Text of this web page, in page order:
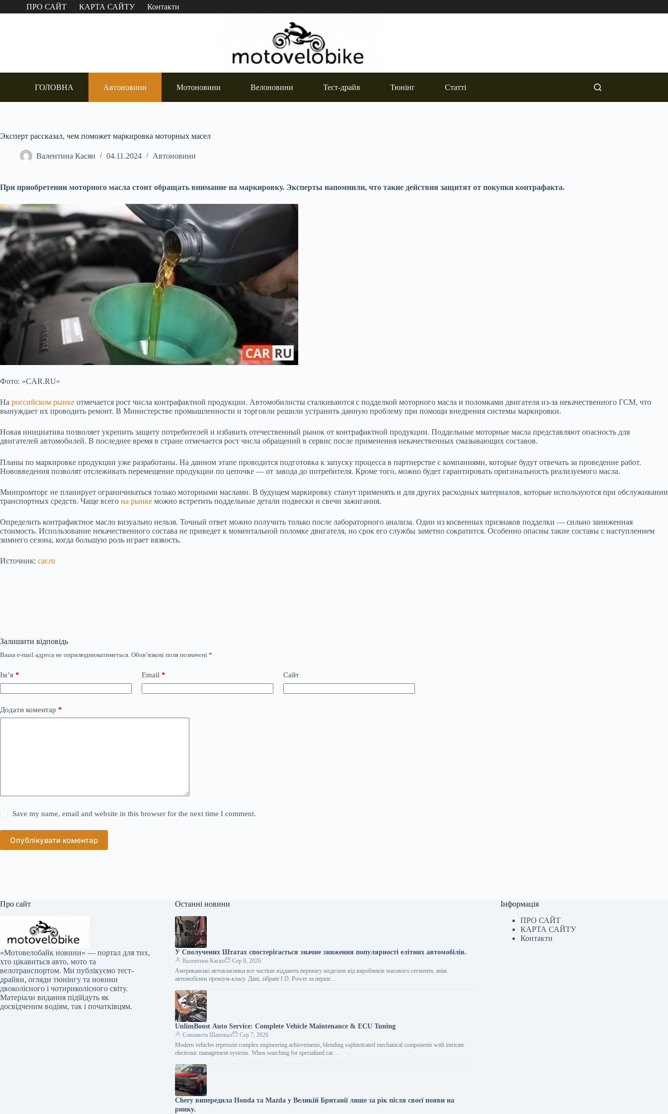
Перейти
до
ПРО САЙТ КАРТА САЙТУ Контакти
ГОЛОВНА Автоновини Мотоновини Велоновини Тест-драйв Тюнінг Статті
Эксперт рассказал, чем поможет маркировка моторных масел
Валентина Касян 04.11.2024 Автоновини
При приобретении моторного масла стоит обращать внимание на маркировку. Эксперты напомнили, что такие действия защитят от покупки контрафакта.
Фото: «CAR.RU»
На российском рынке отмечается рост числа контрафактной продукции. Автомобилисты сталкиваются с подделкой моторного масла и поломками двигателя из-за некачественного ГСМ, что
вынуждает их проводить ремонт. В Министерстве промышленности и торговли решили устранить данную проблему при помощи внедрения системы маркировки.
Новая инициатива позволяет укрепить защиту потребителей и избавить отечественный рынок от контрафактной продукции. Поддельные моторные масла представляют опасность для
двигателей автомобилей. В последнее время в стране отмечается рост числа обращений в сервис после применения некачественных смазывающих составов.
Планы по маркировке продукции уже разработаны. На данном этапе проводится подготовка к запуску процесса в партнерстве с компаниями, которые будут отвечать за проведение работ.
Нововведения позволят отслеживать перемещение продукции по цепочке — от завода до потребителя. Кроме того, можно будет гарантировать оригинальность реализуемого масла.
Минпромторг не планирует ограничиваться только моторными маслами. В будущем маркировку станут применять и для других расходных материалов, которые используются при обслуживании
транспортных средств. Чаще всего на рынке можно встретить поддельные детали подвески и свечи зажигания.
Определить контрафактное масло визуально нельзя. Точный ответ можно получить только после лабораторного анализа. Один из косвенных признаков подделки — сильно заниженная
стоимость. Использование некачественного состава не приведет к моментальной поломке двигателя, но срок его службы заметно сократится. Особенно опасны такие составы с наступлением
зимнего сезона, когда большую роль играет вязкость.
Источник: car.ru
Залишити відповідь
Ваша e-mail адреса не оприлюднюватиметься. Обов’язкові поля позначені *
Ім’я * Email * Сайт
Додати коментар *
Save my name, email and website in this browser for the next time I comment.
Опублікувати коментар
Про сайт
«Мотовелобайк новини» — портал для тих,
хто цікавиться авто, мото та
велотранспортом. Ми публікуємо тест-
драйви, огляди тюнінгу та новини
двоколісного і чотириколісного світу.
Матеріали видання підійдуть як
досвідченим водіям, так і початківцям.
Останні новини
У Сполучених Штатах спостерігається значне зниження популярності елітних автомобілів.
Валентина Касян
Сер 8, 2026
Американські автовласники все частіше віддають перевагу моделям від виробників масового сегмента, аніж
автомобілям преміум-класу. Дані, зібрані J.D. Power за перше…
UnlimBoost Auto Service: Complete Vehicle Maintenance & ECU Tuning
Єлизавета Шаповал
Сер 7, 2026
Modern vehicles represent complex engineering achievements, blending sophisticated mechanical components with intricate
electronic management systems. When searching for specialized car…
Chery випередила Honda та Mazda у Великій Британії лише за рік після своєї появи на
ринку.
Інформація
ПРО САЙТ
КАРТА САЙТУ
Контакти